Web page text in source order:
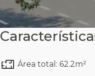
Área total: 62.2m²